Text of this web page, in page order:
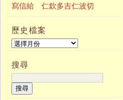
寫信給 仁欽多吉仁波切
歷史檔案
搜尋